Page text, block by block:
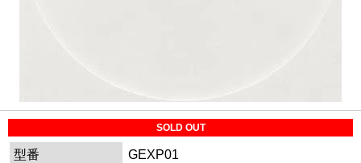
SOLD OUT
型番
GEXP01